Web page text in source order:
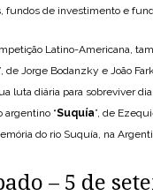
fundos de investimento e
Latino-Americana,
”, de Jorge Bodanzky e João
luta diária para sobreviver
argentino “Suquía”, de
do rio Suquía, na
– 5 de